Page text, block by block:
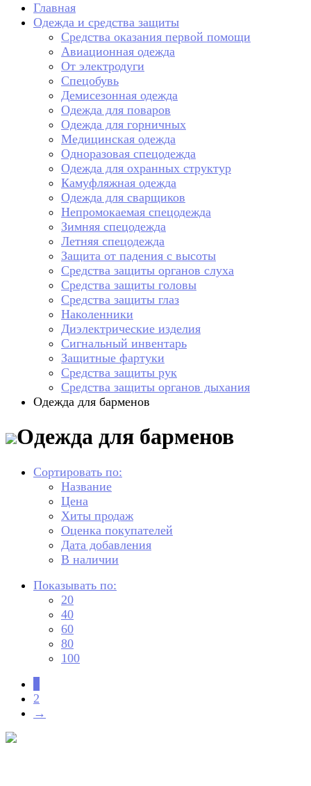
Главная
Одежда и средства защиты
Средства оказания первой помощи
Авиационная одежда
От электродуги
Спецобувь
Демисезонная одежда
Одежда для поваров
Одежда для горничных
Медицинская одежда
Одноразовая спецодежда
Одежда для охранных структур
Камуфляжная одежда
Одежда для сварщиков
Непромокаемая спецодежда
Зимняя спецодежда
Летняя спецодежда
Защита от падения с высоты
Средства защиты органов слуха
Средства защиты головы
Средства защиты глаз
Наколенники
Диэлектрические изделия
Сигнальный инвентарь
Защитные фартуки
Средства защиты рук
Средства защиты органов дыхания
Одежда для барменов
Одежда для барменов
Сортировать по:
Название
Цена
Хиты продаж
Оценка покупателей
Дата добавления
В наличии
Показывать по:
20
40
60
80
100
2
→